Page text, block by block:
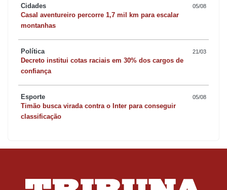
Cidades 05/08
Casal aventureiro percorre 1,7 mil km para escalar
montanhas
Política 21/03
Decreto institui cotas raciais em 30% dos cargos de
confiança
Esporte 05/08
Timão busca virada contra o Inter para conseguir
classificação